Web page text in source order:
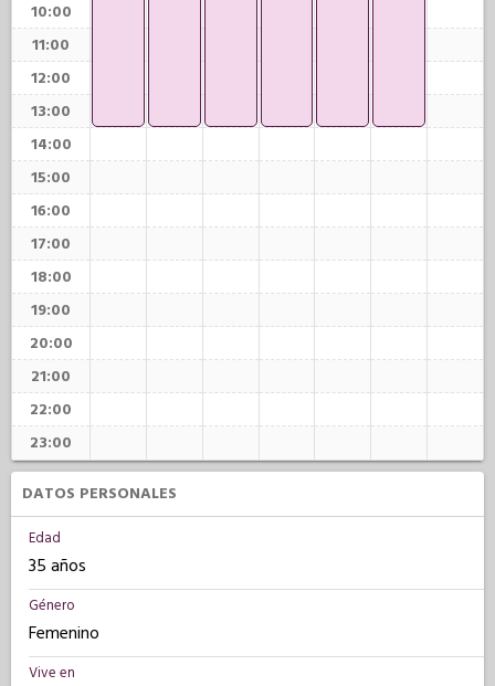
10:00
11:00
12:00
13:00
14:00
15:00
16:00
17:00
18:00
19:00
20:00
21:00
22:00
23:00
DATOS PERSONALES
Edad
35 años
Género
Femenino
Vive en